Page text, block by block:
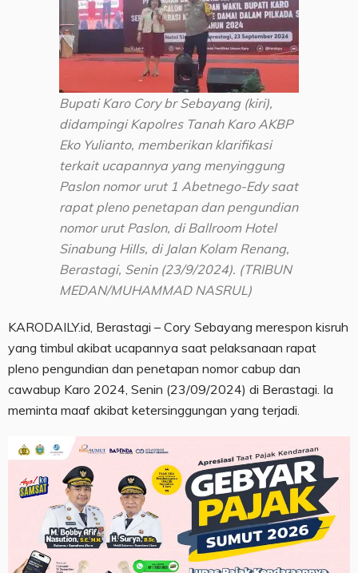
Bupati Karo Cory br Sebayang (kiri),
didampingi Kapolres Tanah Karo AKBP
Eko Yulianto, memberikan klarifikasi
terkait ucapannya yang menyinggung
Paslon nomor urut 1 Abetnego-Edy saat
rapat pleno penetapan dan pengundian
nomor urut Paslon, di Ballroom Hotel
Sinabung Hills, di Jalan Kolam Renang,
Berastagi, Senin (23/9/2024). (TRIBUN
MEDAN/MUHAMMAD NASRUL)
KARODAILY.id, Berastagi – Cory Sebayang merespon kisruh
yang timbul akibat ucapannya saat pelaksanaan rapat
pleno pengundian dan penetapan nomor cabup dan
cawabup Karo 2024, Senin (23/09/2024) di Berastagi. Ia
meminta maaf akibat ketersinggungan yang terjadi.